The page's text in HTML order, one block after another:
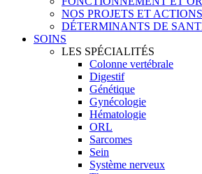
NOS PROJETS ET ACTIONS
DÉTERMINANTS DE
SOINS
LES SPÉCIALITÉS
Colonne vertébrale
Digestif
Génétique
Gynécologie
Hématologie
ORL
Sarcomes
Sein
Système nerveux